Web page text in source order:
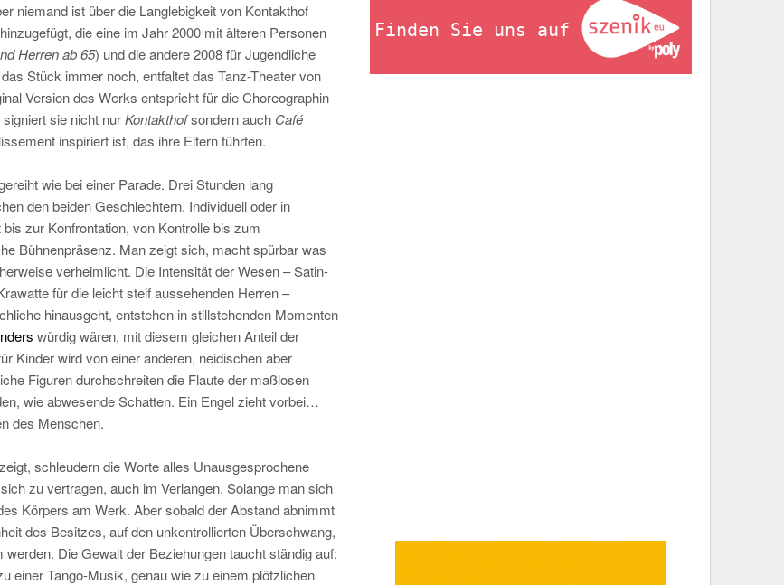
niemand ist über die Langlebigkeit von Kontakthof
die eine im Jahr 2000 mit älteren Personen
Herren ab 65) und die andere 2008 für Jugendliche
Stück immer noch, entfaltet das Tanz-Theater von
Version des Werks entspricht für die Choreographin
sie nicht nurKontakthofsondern auch Café
inspiriert ist, das ihre Eltern führten.
wie bei einer Parade. Drei Stunden lang
den beiden Geschlechtern. Individuell oder in
zur Konfrontation, von Kontrolle bis zum
Bühnenpräsenz. Man zeigt sich, macht spürbar was
verheimlicht. Die Intensität der Wesen – Satin-
für die leicht steif aussehenden Herren –
hinausgeht, entstehen in stillstehenden Momenten
würdig wären, mit diesem gleichen Anteil der
Kinder wird von einer anderen, neidischen aber
Figuren durchschreiten die Flaute der maßlosen
wie abwesende Schatten. Ein Engel zieht vorbei…
des Menschen.
schleudern die Worte alles Unausgesprochene
zu vertragen, auch im Verlangen. Solange man sich
Körpers am Werk. Aber sobald der Abstand abnimmt
des Besitzes, auf den unkontrollierten Überschwang,
Die Gewalt der Beziehungen taucht ständig auf:
einer Tango-Musik, genau wie zu einem plötzlichen
Finden Sie uns auf